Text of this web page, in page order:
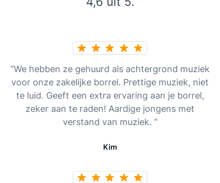
“We hebben ze gehuurd als achtergrond muziek
voor onze zakelijke borrel. Prettige muziek, niet
te luid. Geeft een extra ervaring aan je borrel,
zeker aan te raden! Aardige jongens met
verstand van muziek. ”
Kim